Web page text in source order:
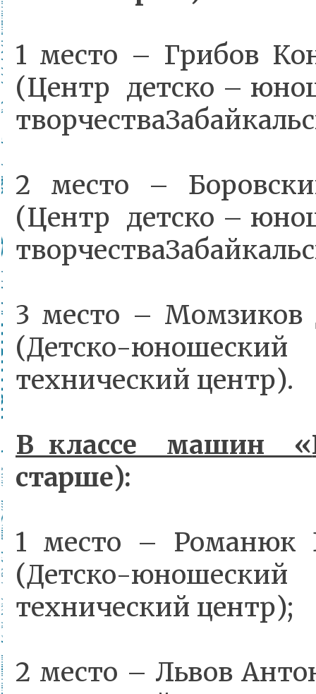
1 место – Грибов
(Центр детско –
2 место –
(Центр детско –
3 место –
(Детско-
технический центр).
В классе машин «
старше):
1 место –
(Детско-
технический центр);
2 место – Львов